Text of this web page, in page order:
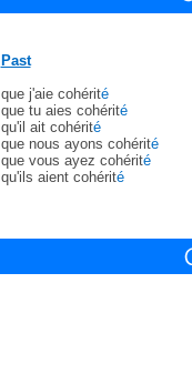
Past
que j'aie cohérité
que tu aies cohérité
qu'il ait cohérité
que nous ayons cohérité
que vous ayez cohérité
qu'ils aient cohérité